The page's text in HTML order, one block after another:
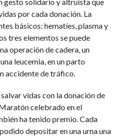
por cada donación. La
básicos: hematíes, plasma y
tres elementos se puede
operación de cadera, un
leucemia, en un parto
accidente de tráfico.
vidas con la donación de
celebrado en el
ha tenido premio. Cada
depositar en una urna una